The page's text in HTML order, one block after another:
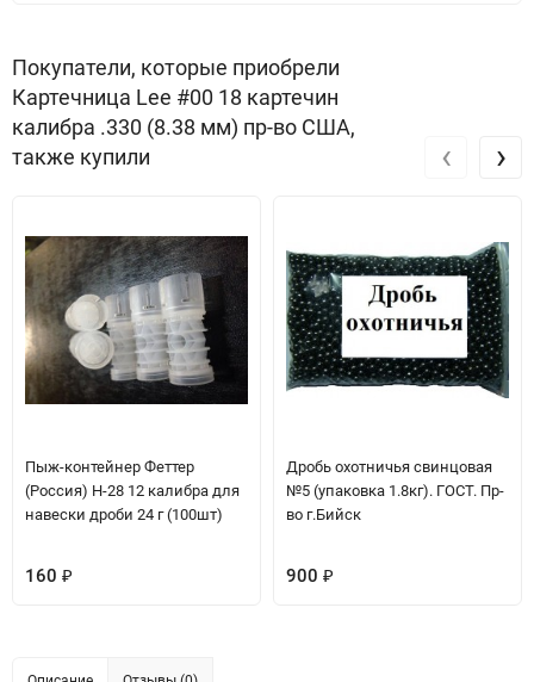
Покупатели, которые приобрели
Картечница Lee #00 18 картечин
калибра .330 (8.38 мм) пр-во США,
также купили
Пыж-контейнер Феттер
(Россия) H-28 12 калибра для
навески дроби 24 г (100шт)
160 ₽
Дробь охотничья свинцовая
№5 (упаковка 1.8кг). ГОСТ. Пр-
во г.Бийск
900 ₽
‹ ›